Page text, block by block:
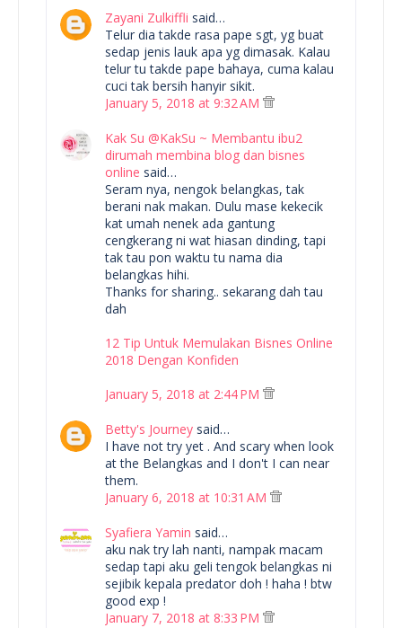
Zayani Zulkiffli said…
Telur dia takde rasa pape sgt, yg buat
sedap jenis lauk apa yg dimasak. Kalau
telur tu takde pape bahaya, cuma kalau
cuci tak bersih hanyir sikit.
January 5, 2018 at 9:32 AM
Kak Su @KakSu ~ Membantu ibu2
dirumah membina blog dan bisnes
online said…
Seram nya, nengok belangkas, tak
berani nak makan. Dulu mase kekecik
kat umah nenek ada gantung
cengkerang ni wat hiasan dinding, tapi
tak tau pon waktu tu nama dia
belangkas hihi.
Thanks for sharing.. sekarang dah tau
dah
12 Tip Untuk Memulakan Bisnes Online
2018 Dengan Konfiden
January 5, 2018 at 2:44 PM
Betty's Journey said…
I have not try yet . And scary when look
at the Belangkas and I don't I can near
them.
January 6, 2018 at 10:31 AM
Syafiera Yamin said…
aku nak try lah nanti, nampak macam
sedap tapi aku geli tengok belangkas ni
sejibik kepala predator doh ! haha ! btw
good exp !
January 7, 2018 at 8:33 PM